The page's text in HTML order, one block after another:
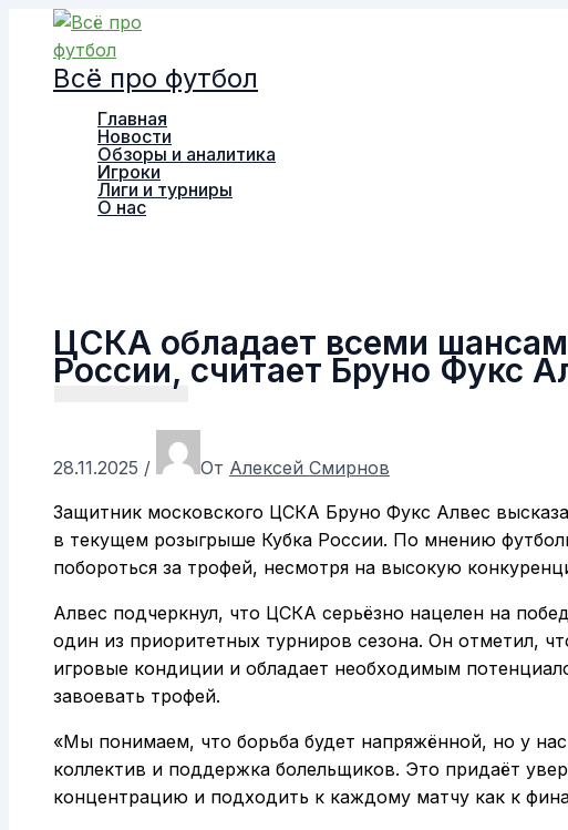
Перейти
содержимому
Всё про футбол
Главная
Новости
Обзоры и аналитика
Игроки
Лиги и турниры
О нас
ЦСКА обладает всеми
России, считает Бруно Фукс
28.11.2025 / От Алексей Смирнов
Защитник московского ЦСКА Бруно Фукс Алвес
в текущем розыгрыше Кубка России. По мнению
побороться за трофей, несмотря на высокую
Алвес подчеркнул, что ЦСКА серьёзно нацелен на
один из приоритетных турниров сезона. Он отметил,
игровые кондиции и обладает необходимым
завоевать трофей.
«Мы понимаем, что борьба будет напряжённой, но у
коллектив и поддержка болельщиков. Это придаёт
концентрацию и подходить к каждому матчу как к